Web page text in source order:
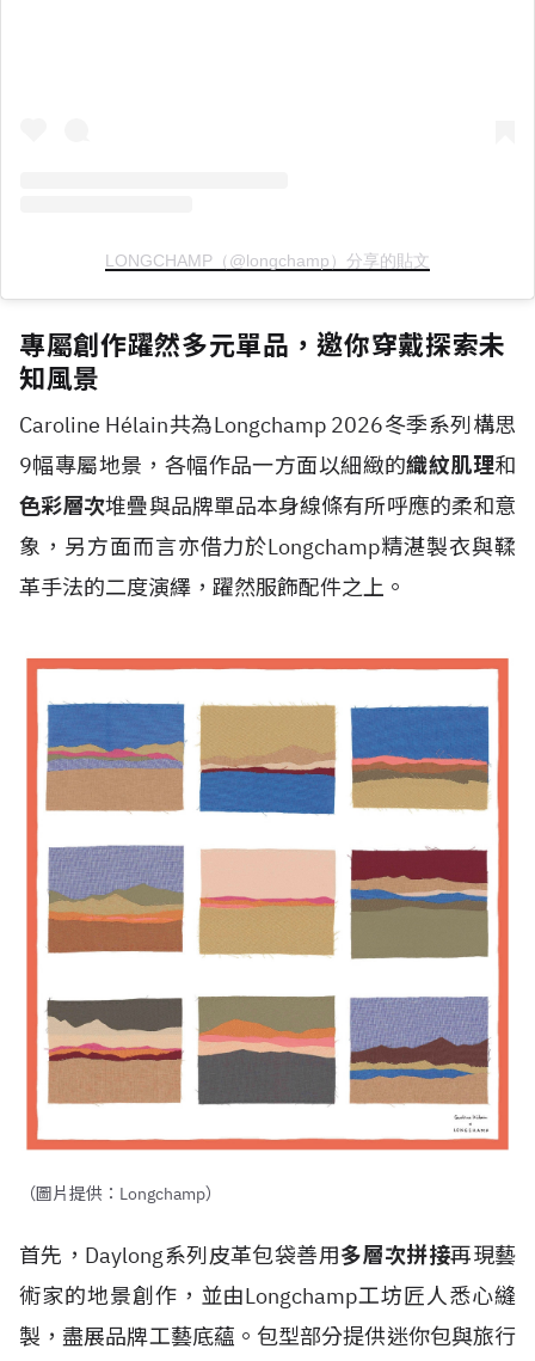
LONGCHAMP（@longchamp）分享的貼文
專屬創作躍然多元單品，邀你穿戴探索未
知風景
Caroline Hélain共為Longchamp 2026冬季系列構思
9幅專屬地景，各幅作品一方面以細緻的織紋肌理和
色彩層次堆疊與品牌單品本身線條有所呼應的柔和意
象，另方面而言亦借力於Longchamp精湛製衣與鞣
革手法的二度演繹，躍然服飾配件之上。
（圖片提供：Longchamp）
首先，Daylong系列皮革包袋善用多層次拼接再現藝
術家的地景創作，並由Longchamp工坊匠人悉心縫
製，盡展品牌工藝底蘊。包型部分提供迷你包與旅行